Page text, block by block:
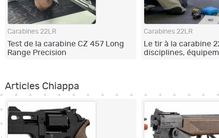
Carabines 22LR
Test de la carabine CZ 457 Long
Range Precision
Carabines 22LR
Le tir à la carabine
disciplines,
Articles Chiappa